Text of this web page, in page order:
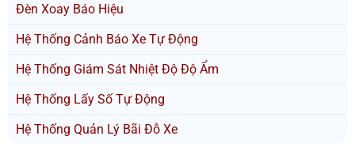
Đèn Xoay Báo Hiệu
Hệ Thống Cảnh Báo Xe Tự Động
Hệ Thống Giám Sát Nhiệt Độ Độ Ẩm
Hệ Thống Lấy Số Tự Động
Hệ Thống Quản Lý Bãi Đỗ Xe